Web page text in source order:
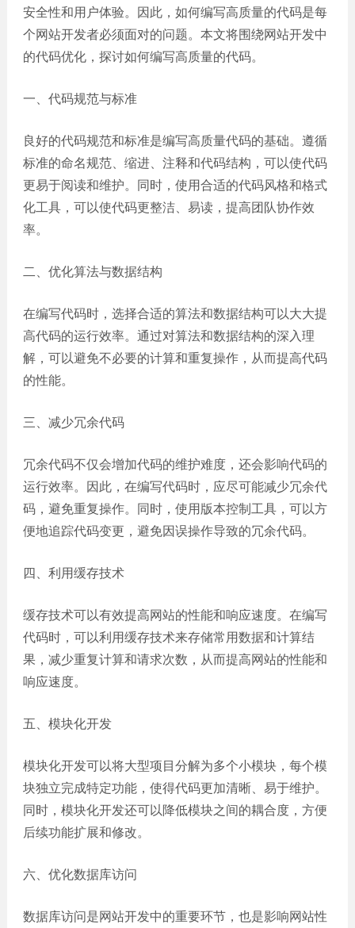
网站
建设
外贸
建设
培训
网站
建设
装修
建筑
其他
例
电商
平台
案例
平台
案例
安全性和用户体验。因此，如何编写高质量的代码是每
个网站开发者必须面对的问题。本文将围绕网站开发中
的代码优化，探讨如何编写高质量的代码。
一、代码规范与标准
良好的代码规范和标准是编写高质量代码的基础。遵循
标准的命名规范、缩进、注释和代码结构，可以使代码
更易于阅读和维护。同时，使用合适的代码风格和格式
化工具，可以使代码更整洁、易读，提高团队协作效
率。
二、优化算法与数据结构
在编写代码时，选择合适的算法和数据结构可以大大提
高代码的运行效率。通过对算法和数据结构的深入理
解，可以避免不必要的计算和重复操作，从而提高代码
的性能。
三、减少冗余代码
冗余代码不仅会增加代码的维护难度，还会影响代码的
运行效率。因此，在编写代码时，应尽可能减少冗余代
码，避免重复操作。同时，使用版本控制工具，可以方
便地追踪代码变更，避免因误操作导致的冗余代码。
四、利用缓存技术
缓存技术可以有效提高网站的性能和响应速度。在编写
代码时，可以利用缓存技术来存储常用数据和计算结
果，减少重复计算和请求次数，从而提高网站的性能和
响应速度。
五、模块化开发
模块化开发可以将大型项目分解为多个小模块，每个模
块独立完成特定功能，使得代码更加清晰、易于维护。
同时，模块化开发还可以降低模块之间的耦合度，方便
后续功能扩展和修改。
六、优化数据库访问
数据库访问是网站开发中的重要环节，也是影响网站性